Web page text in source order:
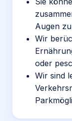
Augen
Wir
oder
Wir sind